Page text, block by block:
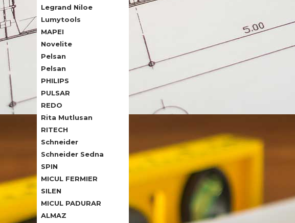
Legrand Niloe
Lumytools
MAPEI
Novelite
Pelsan
Pelsan
PHILIPS
PULSAR
REDO
Rita Mutlusan
RITECH
Schneider
Schneider Sedna
SPIN
MICUL FERMIER
SILEN
MICUL PADURAR
ALMAZ